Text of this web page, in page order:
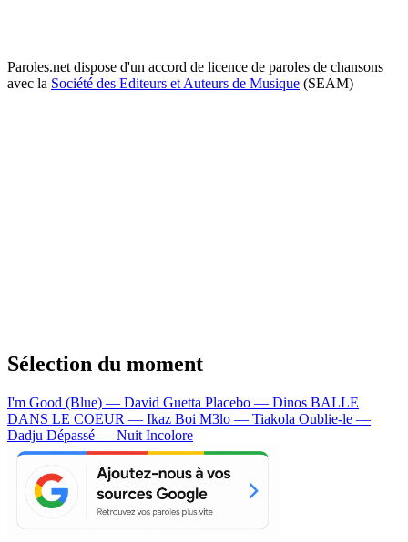
Paroles.net dispose d'un accord de licence de paroles de chansons
avec la Société des Editeurs et Auteurs de Musique (SEAM)
Sélection du moment
I'm Good (Blue) — David Guetta Placebo — Dinos BALLE
DANS LE COEUR — Ikaz Boi M3lo — Tiakola Oublie-le —
Dadju Dépassé — Nuit Incolore